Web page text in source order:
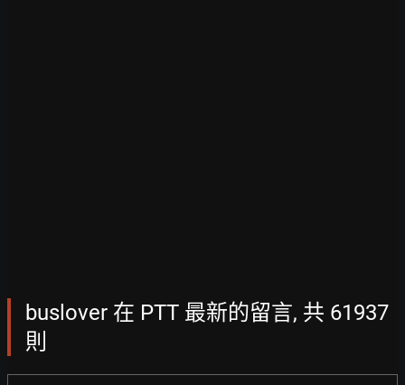
buslover 在 PTT 最新的留言, 共 61937
則